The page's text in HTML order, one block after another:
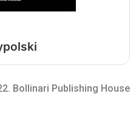
Bollinari Publishing House